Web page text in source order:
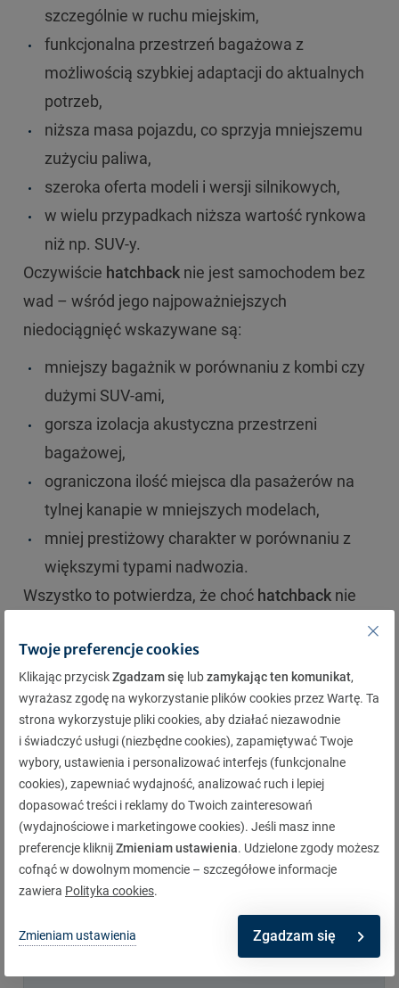
szczególnie w ruchu miejskim,
funkcjonalna przestrzeń bagażowa z
możliwością szybkiej adaptacji do aktualnych
potrzeb,
niższa masa pojazdu, co sprzyja mniejszemu
zużyciu paliwa,
szeroka oferta modeli i wersji silnikowych,
w wielu przypadkach niższa wartość rynkowa
niż np. SUV-y.
Oczywiście hatchback nie jest samochodem bez
wad – wśród jego najpoważniejszych
niedociągnięć wskazywane są:
mniejszy bagażnik w porównaniu z kombi czy
dużymi SUV-ami,
gorsza izolacja akustyczna przestrzeni
bagażowej,
ograniczona ilość miejsca dla pasażerów na
tylnej kanapie w mniejszych modelach,
mniej prestiżowy charakter w porównaniu z
większymi typami nadwozia.
Wszystko to potwierdza, że choć hatchback nie
nadwozia, rekompensuje to wszechstronnością,
łatwością prowadzenia i niższymi kosztami
eksploatacji.
Pamiętaj, że każdy zarejestrowany pojazd
mechaniczny, bez względu na jego rodzaj
nadwozia, musi posiadać ważneubezpieczenie
OC. Chcesz wiedzieć, ile będzie kosztować Cię
składka? Włącz nasz
kalkulator OC
, uzupełnij
niezbędne dane i oblicz koszt ubezpieczenia w
Twoje preferencje cookies
Klikając przyciskZgadzam się lubzamykając ten komunikat,
wyrażasz zgodę na wykorzystanie plików cookies przez Wartę. Ta
strona wykorzystuje pliki cookies, aby działać niezawodnie
i świadczyć usługi (niezbędne cookies), zapamiętywać Twoje
wybory, ustawienia i personalizować interfejs (funkcjonalne
cookies), zapewniać wydajność, analizować ruch i lepiej
dopasować treści i reklamy do Twoich zainteresowań
(wydajnościowe i marketingowe cookies). Jeśli masz inne
preferencje kliknijZmieniam ustawienia. Udzielone zgody możesz
cofnąć w dowolnym momencie – szczegółowe informacje
zawiera Polityka cookies.
Zmieniam ustawienia Zgadzam się